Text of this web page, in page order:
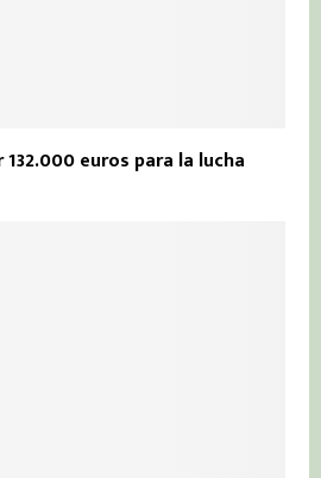
euros para la lucha